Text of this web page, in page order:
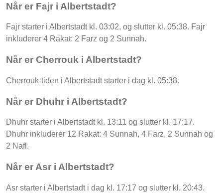
Når er Fajr i Albertstadt?
Fajr starter i Albertstadt kl. 03:02, og slutter kl. 05:38. Fajr
inkluderer 4 Rakat: 2 Farz og 2 Sunnah.
Når er Cherrouk i Albertstadt?
Cherrouk-tiden i Albertstadt starter i dag kl. 05:38.
Når er Dhuhr i Albertstadt?
Dhuhr starter i Albertstadt kl. 13:11 og slutter kl. 17:17.
Dhuhr inkluderer 12 Rakat: 4 Sunnah, 4 Farz, 2 Sunnah og
2 Nafl.
Når er Asr i Albertstadt?
Asr starter i Albertstadt i dag kl. 17:17 og slutter kl. 20:43.